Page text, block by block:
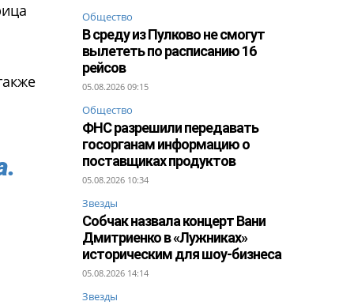
Общество
В среду из Пулково не смогут
вылететь по расписанию 16
рейсов
05.08.2026 09:15
Общество
ФНС разрешили передавать
госорганам информацию о
поставщиках продуктов
05.08.2026 10:34
Звезды
Собчак назвала концерт Вани
Дмитриенко в «Лужниках»
историческим для шоу-бизнеса
05.08.2026 14:14
Звезды